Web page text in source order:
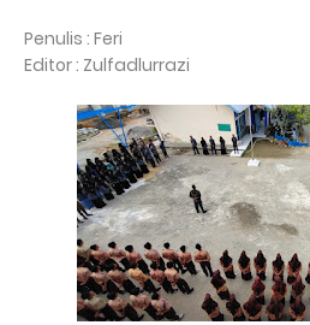
Penulis : Feri
Editor : Zulfadlurrazi